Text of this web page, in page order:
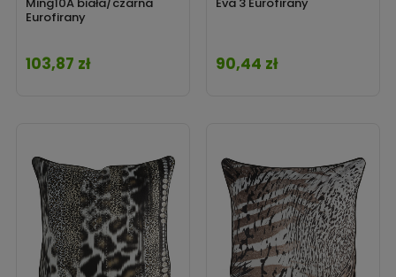
Eurofirany
Cena
103,87 zł Cena
90,44 zł